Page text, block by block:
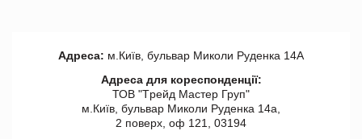
Адреса: м.Київ, бульвар Миколи Руденка 14А
Адреса для кореспонденції:
ТОВ "Tрейд Мастер Груп"
м.Київ, бульвар Миколи Руденка 14а,
2 поверх, оф 121, 03194